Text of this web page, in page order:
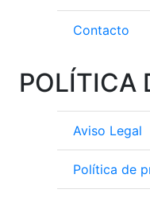
Contacto
POLÍTICA
Aviso Legal
Política de